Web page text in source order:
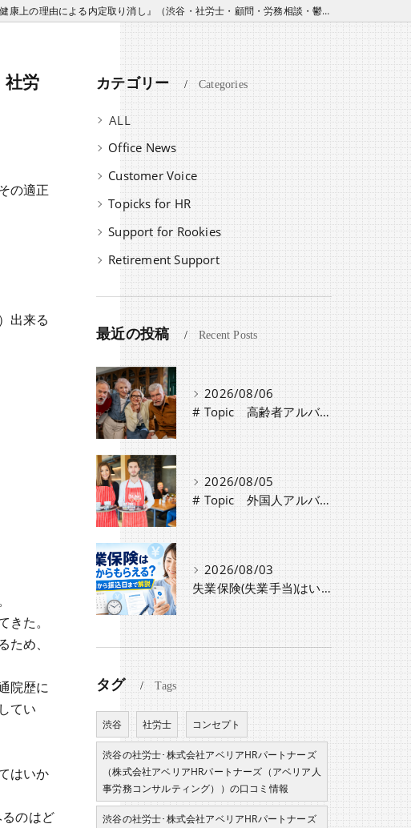
の理由による内定取り消し』（渋谷・社労士・顧問・労務相談・鬱・安全配慮）
社労
の適正
出来る
た。
め、
院歴に
てい
はいか
のはど
カテゴリー Categories
全てのカテゴリー
Office News
Customer Voice
Topicks for HR
Support for Rookies
Retirement Support
最近の投稿 Recent Posts
2026/08/06
# Topic 高齢者アルバイト・パート採用時の注意点と労働条件の違い
2026/08/05
# Topic 外国人アルバイト採用時に必要な手続きと注意点
2026/08/03
失業保険(失業手当)はいつからもらえる？認定日から振込日までのスケジュールや種類・条件を解説
タグ Tags
渋谷 社労士 コンセプト
渋谷の社労士･株式会社アベリアHRパートナーズ
（株式会社アベリアHRパートナーズ（アベリア人
事労務コンサルティング））の口コミ情報
渋谷の社労士･株式会社アベリアHRパートナーズ